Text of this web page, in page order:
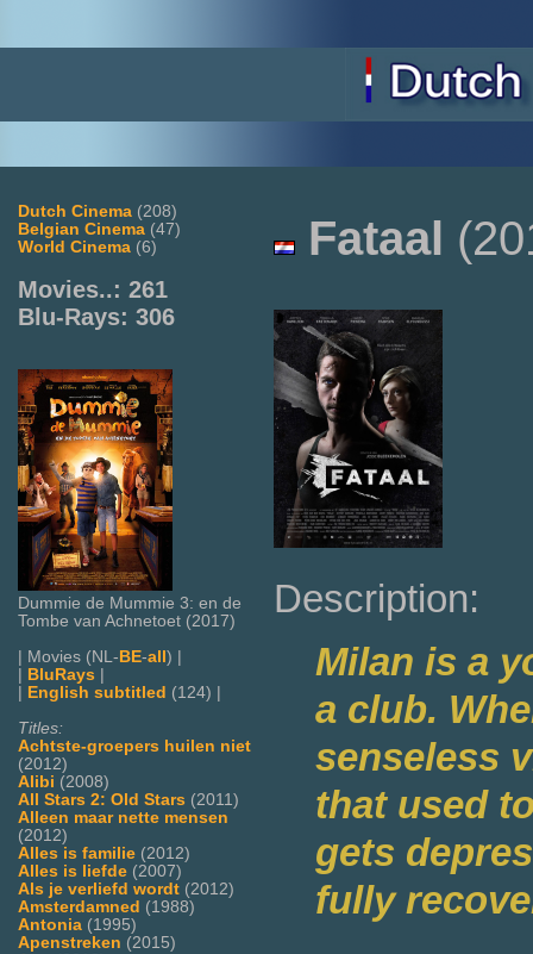
Dutch Cinema (208)
Belgian Cinema (47)
World Cinema (6)
Movies..: 261
Blu-Rays: 306
Dummie de Mummie 3: en de
Tombe van Achnetoet (2017)
| Movies (NL-BE-all) |
| BluRays |
| English subtitled (124) |
Titles:
Achtste-groepers huilen niet
(2012)
Alibi (2008)
All Stars 2: Old Stars (2011)
Alleen maar nette mensen
(2012)
Alles is familie (2012)
Alles is liefde (2007)
Als je verliefd wordt (2012)
Amsterdamned (1988)
Antonia (1995)
Apenstreken (2015)
Fataal
Description:
Milan is a
a club.
senseless
that used
gets
fully